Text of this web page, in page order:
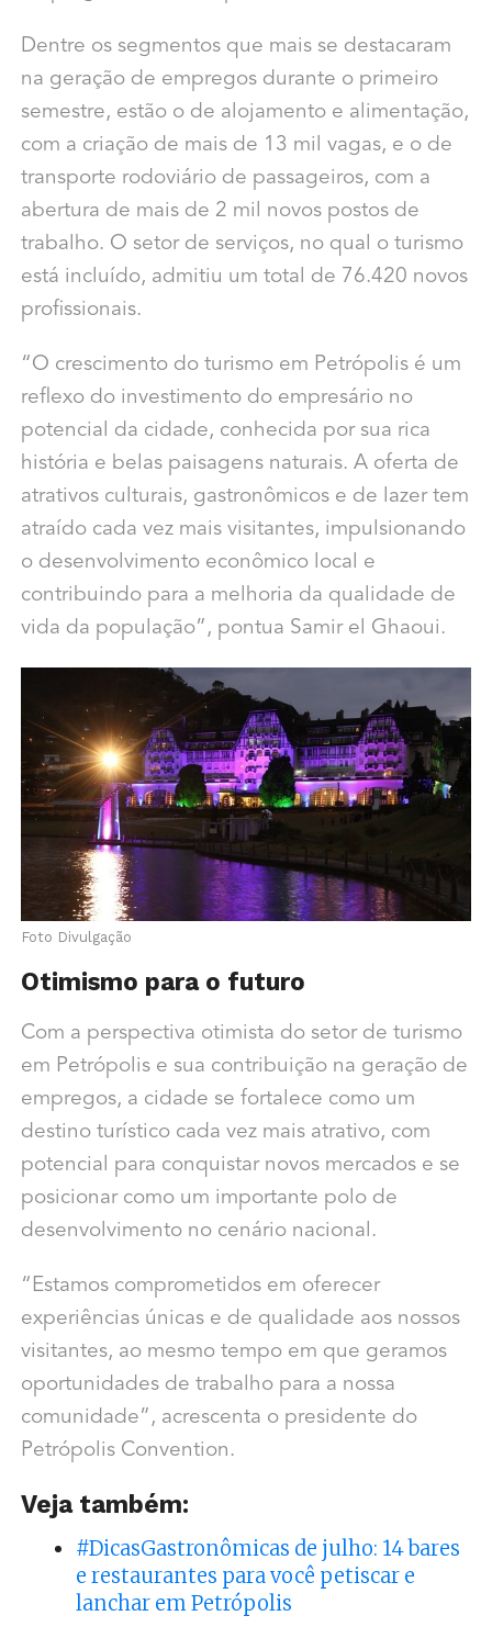
Dentre os segmentos que mais se destacaram
na geração de empregos durante o primeiro
semestre, estão o de alojamento e alimentação,
com a criação de mais de 13 mil vagas, e o de
transporte rodoviário de passageiros, com a
abertura de mais de 2 mil novos postos de
trabalho. O setor de serviços, no qual o turismo
está incluído, admitiu um total de 76.420 novos
profissionais.
“O crescimento do turismo em Petrópolis é um
reflexo do investimento do empresário no
potencial da cidade, conhecida por sua rica
história e belas paisagens naturais. A oferta de
atrativos culturais, gastronômicos e de lazer tem
atraído cada vez mais visitantes, impulsionando
o desenvolvimento econômico local e
contribuindo para a melhoria da qualidade de
vida da população”, pontua Samir el Ghaoui.
Foto Divulgação
Otimismo para o futuro
Com a perspectiva otimista do setor de turismo
em Petrópolis e sua contribuição na geração de
empregos, a cidade se fortalece como um
destino turístico cada vez mais atrativo, com
potencial para conquistar novos mercados e se
posicionar como um importante polo de
desenvolvimento no cenário nacional.
“Estamos comprometidos em oferecer
experiências únicas e de qualidade aos nossos
visitantes, ao mesmo tempo em que geramos
oportunidades de trabalho para a nossa
comunidade”, acrescenta o presidente do
Petrópolis Convention.
Veja também:
#DicasGastronômicas de julho: 14 bares
e restaurantes para você petiscar e
lanchar em Petrópolis